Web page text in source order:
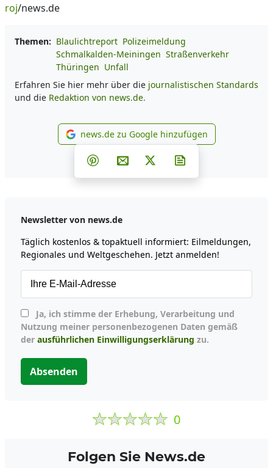
roj/news.de
Themen: Blaulichtreport Polizeimeldung
Schmalkalden-Meiningen Straßenverkehr
Thüringen Unfall
Erfahren Sie hier mehr über die journalistischen Standards
und die Redaktion von news.de.
news.de zu Google
news.de zu Google hinzufügen
Teilen auf Facebook
Teilen auf Whatsapp
Teilen auf Telegram
Teilen auf Pinterest
Per E-Mail teilen
Post auf X
Newsletter von news.de
Täglich kostenlos & topaktuell informiert: Eilmeldungen,
Regionales und Weltgeschehen. Jetzt anmelden!
Nutzung meiner personenbezogenen Daten gemäß
der ausführlichen Einwilligungserklärung zu.
Absenden
0
Folgen Sie News.de